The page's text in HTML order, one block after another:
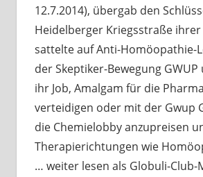
12.7.2014), übergab den
Heidelberger Kriegsstraße
sattelte auf Anti-Homöopathie-
der Skeptiker-Bewegung
ihr Job, Amalgam für die
verteidigen oder mit der Gwup
die Chemielobby anzupreisen
Therapierichtungen wie
… weiter lesen als Globuli-Club-